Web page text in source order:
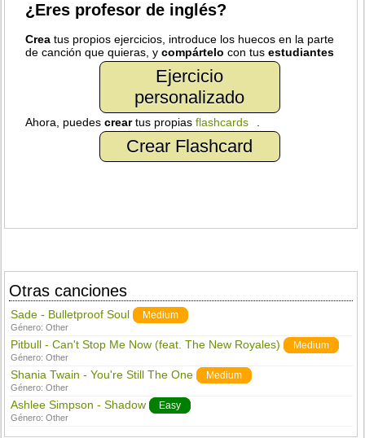
¿Eres profesor de inglés?
Crea tus propios ejercicios, introduce los huecos en la parte
de canción que quieras, ycompártelo con tusestudiantes
Ejercicio
personalizado
Ahora, puedescreartus propiasflashcards
Crear Flashcard
Otras canciones
Sade - Bulletproof Soul Medium
Género:Other
Pitbull - Can't Stop Me Now (feat. The New Royales) Medium
Género:Other
Shania Twain - You're Still The One Medium
Género:Other
Ashlee Simpson - Shadow Easy
Género:Other